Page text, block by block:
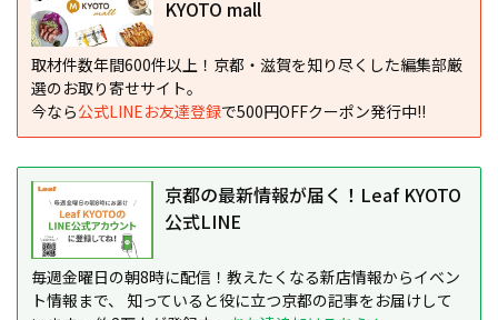
KYOTO mall
取材件数年間600件以上！京都・滋賀を知り尽くした編集部厳
選のお取り寄せサイト。
今なら公式LINEお友達登録で500円OFFクーポン発行中!!
京都の最新情報が届く！Leaf KYOTO
公式LINE
毎週金曜日の朝8時に配信！教えたくなる新店情報からイベン
ト情報まで、 知っていると役に立つ京都の記事をお届けして